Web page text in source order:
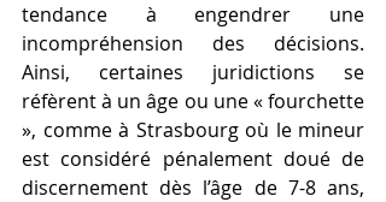
tendance à engendrer une
incompréhension des décisions.
Ainsi, certaines juridictions se
réfèrent à un âge ou une « fourchette
», comme à Strasbourg où le mineur
est considéré pénalement doué de
discernement dès l’âge de 7-8 ans,